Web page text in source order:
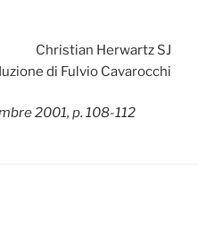
Christian Herwartz SJ
di Fulvio Cavarocchi
2001, p. 108-112